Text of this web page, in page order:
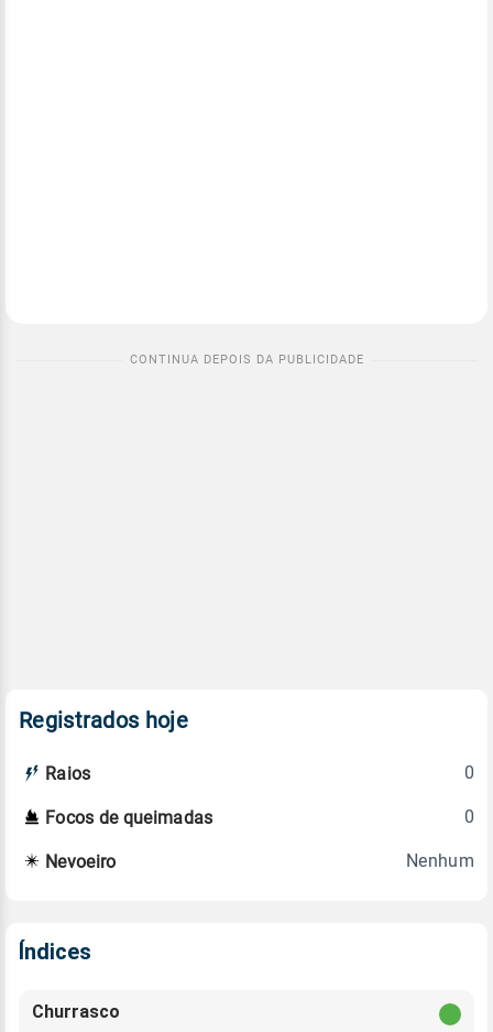
Registrados hoje
Raios 0
Focos de queimadas 0
Nevoeiro Nenhum
Índices
Churrasco